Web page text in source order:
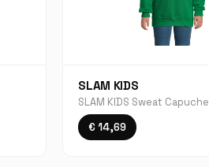
SLAM KIDS
SLAM KIDS Sweat Capuche
€ 14,69